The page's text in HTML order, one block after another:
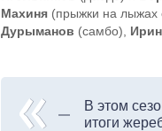
Махиня (прыжки на
Дурыманов (самбо),
В этом
итоги